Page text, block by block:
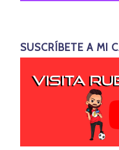
SUSCRÍBETE A MI